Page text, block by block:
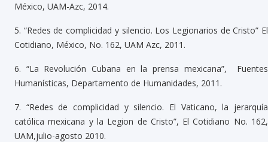
México, UAM-Azc, 2014.
5. “Redes de complicidad y silencio. Los Legionarios de Cristo” El
Cotidiano, México, No. 162, UAM Azc, 2011.
6. “La Revolución Cubana en la prensa mexicana”, Fuentes
Humanísticas, Departamento de Humanidades, 2011.
7. “Redes de complicidad y silencio. El Vaticano, la jerarquía
católica mexicana y la Legion de Cristo”, El Cotidiano No. 162,
UAM,julio-agosto 2010.